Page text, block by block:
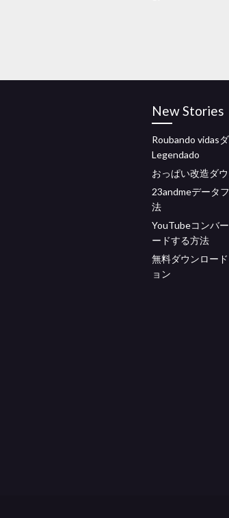
New Stories
Roubando vidas
Legendado
おっぱい改造ダ
23andmeデータ
法
YouTubeコンバ
ードする方法
無料ダウンロー
ョン